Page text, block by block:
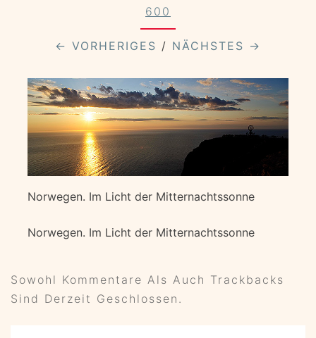
600
← VORHERIGES / NÄCHSTES →
Norwegen. Im Licht der Mitternachtssonne
Norwegen. Im Licht der Mitternachtssonne
Sowohl Kommentare Als Auch Trackbacks
Sind Derzeit Geschlossen.